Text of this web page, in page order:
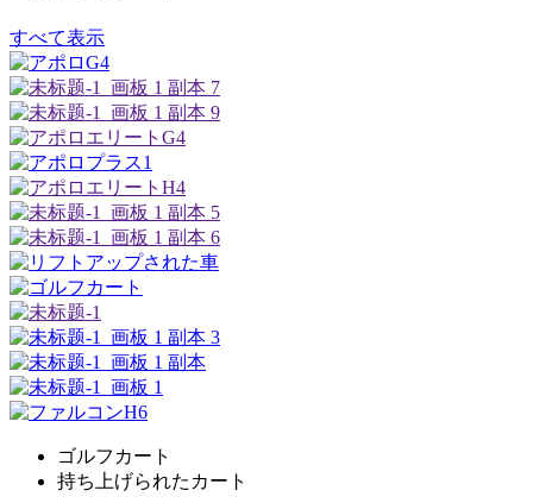
すべて表示
ゴルフカート
持ち上げられたカート